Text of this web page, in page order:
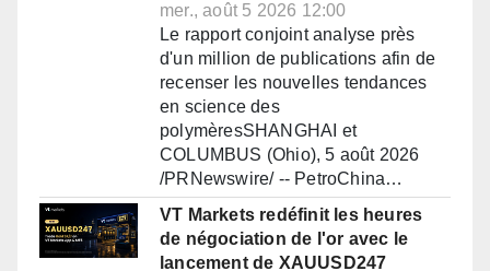
mer., août 5 2026 12:00
Le rapport conjoint analyse près
d'un million de publications afin de
recenser les nouvelles tendances
en science des
polymèresSHANGHAI et
COLUMBUS (Ohio), 5 août 2026
/PRNewswire/ -- PetroChina…
VT Markets redéfinit les heures
de négociation de l'or avec le
lancement de XAUUSD247